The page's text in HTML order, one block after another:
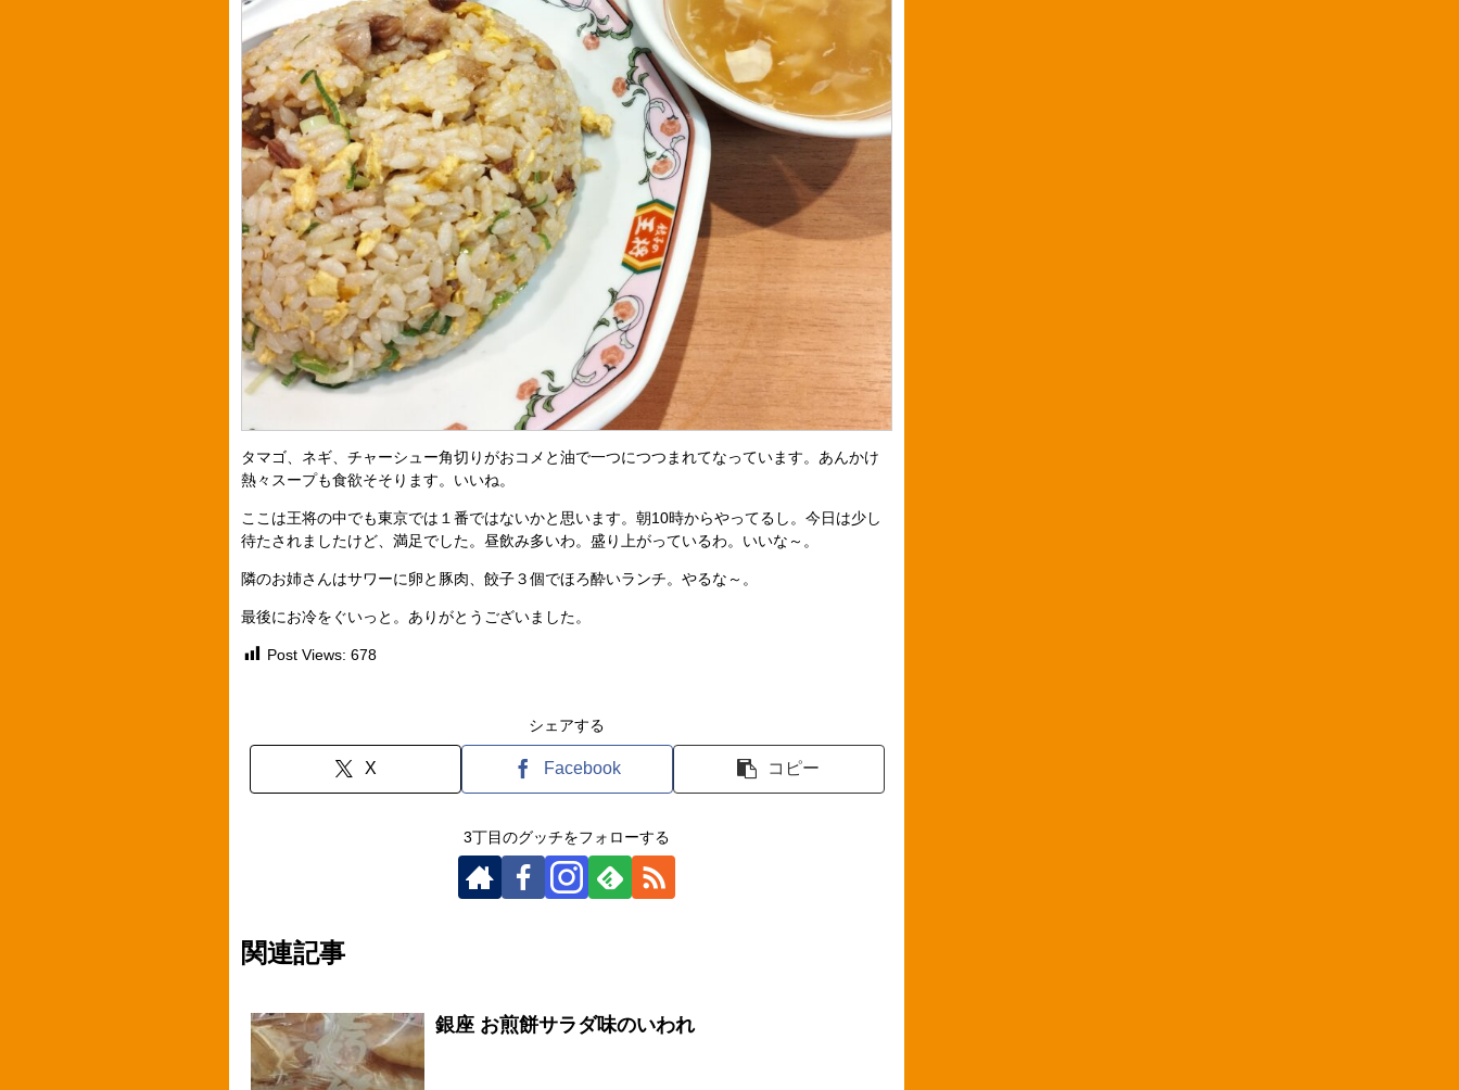
タマゴ、ネギ、チャーシュー角切りがおコメと油で一つにつつまれてなっています。あんかけ
熱々スープも食欲そそります。いいね。
ここは王将の中でも東京では１番ではないかと思います。朝10時からやってるし。今日は少し
待たされましたけど、満足でした。昼飲み多いわ。盛り上がっているわ。いいな～。
隣のお姉さんはサワーに卵と豚肉、餃子３個でほろ酔いランチ。やるな～。
最後にお冷をぐいっと。ありがとうございました。
Post Views: 678
シェアする
X Facebook コピー
3丁目のグッチをフォローする
関連記事
銀座 お煎餅サラダ味のいわれ